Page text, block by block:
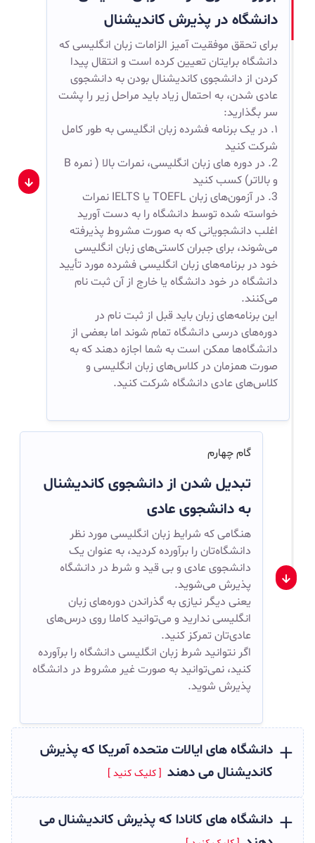
دانشگاه در پذیرش کاندیشنال
برای تحقق موفقیت آمیز الزامات زبان انگلیسی که
دانشگاه برایتان تعیین کرده است و انتقال پیدا
کردن از دانشجوی کاندیشنال بودن به دانشجوی
عادی شدن، به احتمال زیاد باید مراحل زیر را پشت
سر بگذارید:
۱. در یک برنامه فشرده زبان انگلیسی به طور کامل
شرکت کنید
2. در دوره های زبان انگلیسی، نمرات بالا ( نمره B
و بالاتر) کسب کنید
3. در آزمون‌‌های زبان TOEFL یا IELTS نمرات
خواسته شده توسط دانشگاه را به دست آورید
اغلب دانشجویانی که به صورت مشروط پذیرفته
می‌شوند، برای جبران کاستی‌های زبان انگلیسی
خود در برنامه‌های زبان انگلیسی فشرده مورد تأیید
دانشگاه در خود دانشگاه یا خارج از آن ثبت نام
می‌کنند.
این برنامه‌های زبان باید قبل از ثبت نام در
دوره‌های درسی دانشگاه تمام شوند اما بعضی از
دانشگاه‌ها ممکن است به شما اجازه دهند که به
صورت همزمان در کلاس‌های زبان انگلیسی و
کلاس‌های عادی دانشگاه شرکت کنید.
گام چهارم
تبدیل شدن از دانشجوی کاندیشنال
به دانشجوی عادی
هنگامی که شرایط زبان انگلیسی مورد نظر
دانشگاه‌تان را برآورده کردید، به عنوان یک
دانشجوی عادی و بی قید و شرط در دانشگاه
پذیرش می‌شوید.
یعنی دیگر نیازی به گذراندن دوره‌های زبان
انگلیسی ندارید و می‌توانید کاملا روی درس‌های
عادی‌تان تمرکز کنید.
اگر نتوانید شرط زبان انگلیسی دانشگاه را برآورده
کنید، نمی‌توانید به صورت غیر مشروط در دانشگاه
پذیرش شوید.
دانشگاه های ایالات متحده آمریکا که پذیرش
کاندیشنال می دهند
دانشگاه های کانادا که پذیرش کاندیشنال می